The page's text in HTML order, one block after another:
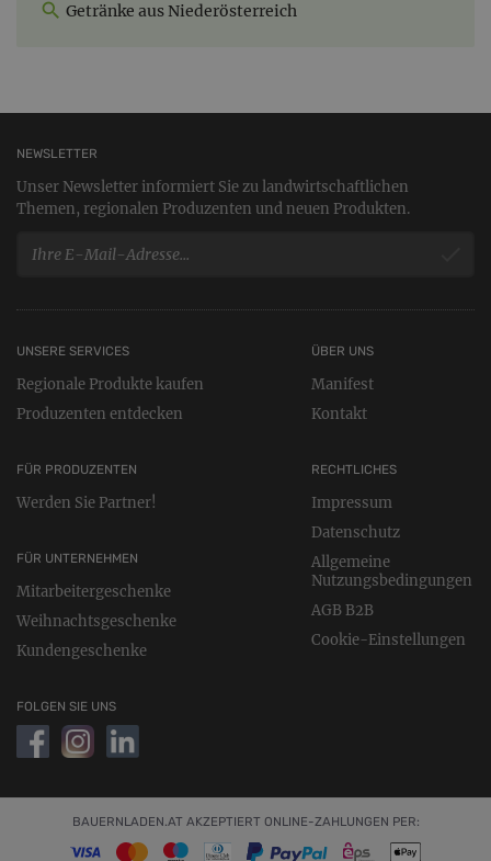
Getränke aus Niederösterreich
NEWSLETTER
Unser Newsletter informiert Sie zu landwirtschaftlichen
Themen, regionalen Produzenten und neuen Produkten.
UNSERE SERVICES
Regionale Produkte kaufen
Produzenten entdecken
FÜR PRODUZENTEN
Werden Sie Partner!
FÜR UNTERNEHMEN
Mitarbeitergeschenke
Weihnachtsgeschenke
Kundengeschenke
RECHTLICHES
Impressum
Datenschutz
Allgemeine
Nutzungsbedingungen
AGB B2B
Cookie-Einstellungen
ÜBER UNS
Manifest
Kontakt
FOLGEN SIE UNS
BAUERNLADEN.AT AKZEPTIERT ONLINE-ZAHLUNGEN PER: